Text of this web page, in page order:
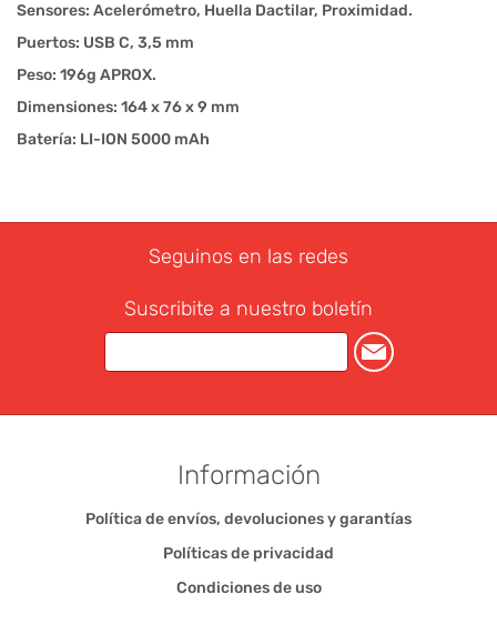
Sensores: Acelerómetro, Huella Dactilar, Proximidad.
Puertos: USB C, 3,5 mm
Peso: 196g APROX.
Dimensiones: 164 x 76 x 9 mm
Batería: LI-ION 5000 mAh
Seguinos en las redes
Suscribite a nuestro boletín
Información
Política de envíos, devoluciones y garantías
Políticas de privacidad
Condiciones de uso